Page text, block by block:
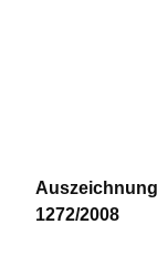
1272/2008